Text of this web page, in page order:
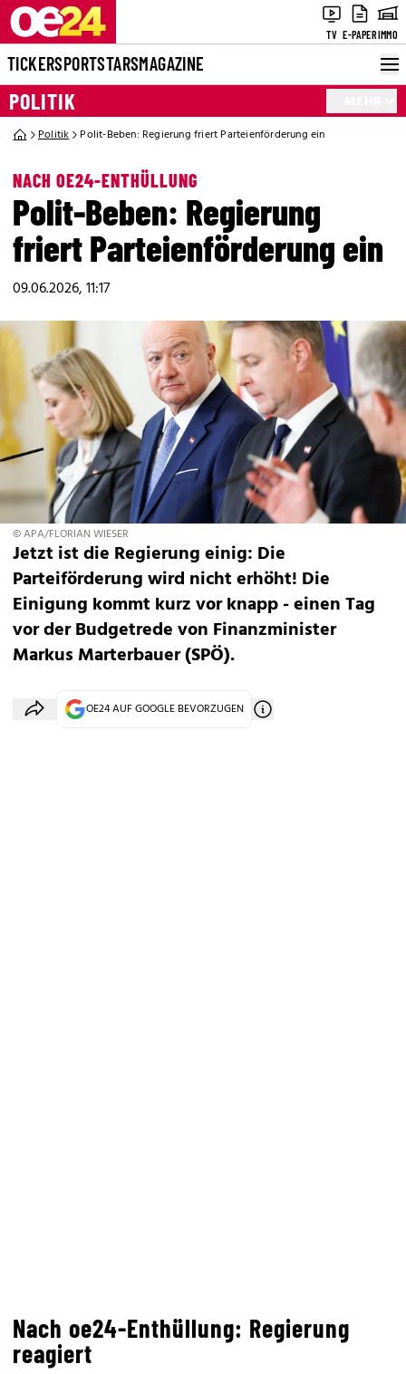
TV E-PAPERIMMO
TICKERSPORTSTARSMAGAZINE
POLITIK
Politik Polit-Beben: Regierung friert Parteienförderung ein
NACH OE24-ENTHÜLLUNG
Polit-Beben: Regierung
friert Parteienförderung ein
09.06.2026, 11:17
© APA/FLORIAN WIESER
Jetzt ist die Regierung einig: Die
Parteiförderung wird nicht erhöht! Die
Einigung kommt kurz vor knapp - einen Tag
vor der Budgetrede von Finanzminister
Markus Marterbauer(SPÖ).
OE24 AUF GOOGLE BEVORZUGEN
Nach oe24-Enthüllung: Regierung
reagiert